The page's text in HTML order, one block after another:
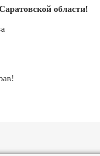
области!